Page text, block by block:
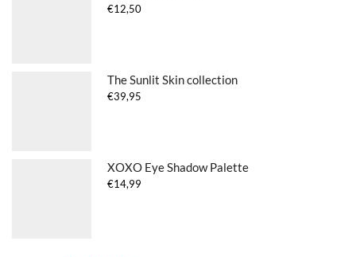
€12,50
The Sunlit Skin collection
€39,95
XOXO Eye Shadow Palette
€14,99